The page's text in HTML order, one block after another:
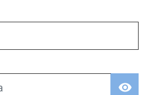
visibility